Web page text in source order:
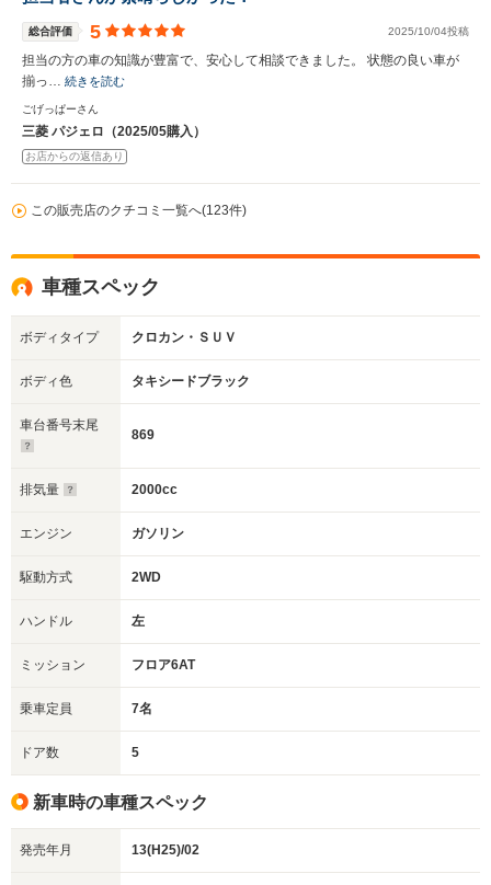
総合評価 5 2025/10/04投稿
担当の方の車の知識が豊富で、安心して相談できました。 状態の良い車が
揃っ… 続きを読む
ごげっぱーさん
三菱 パジェロ（2025/05購入）
お店からの返信あり
この販売店のクチコミ一覧へ(123件)
車種スペック
ボディタイプ クロカン・ＳＵＶ
ボディ色 タキシードブラック
車台番号末尾
869
排気量 2000cc
エンジン ガソリン
駆動方式 2WD
ハンドル 左
ミッション フロア6AT
乗車定員 7名
ドア数 5
新車時の車種スペック
発売年月 13(H25)/02